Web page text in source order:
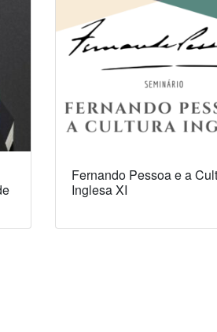
Fernando Pessoa e a
Inglesa XI